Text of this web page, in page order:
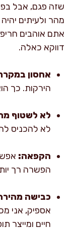
שזה פגם, אבל
מהר ולעיתים
אתם אוהבים
דווקא כאלה.
אחסון
הירקות. כך
לא לשטוף
לא להכניס
הקפאה:
הפשרה רך
כבישה
אספיק, אני
חיים ומייצר